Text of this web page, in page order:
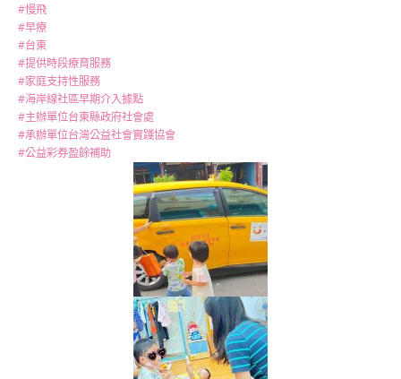
#慢飛
#早療
#台東
#提供時段療育服務
#家庭支持性服務
#海岸線社區早期介入據點
#主辦單位台東縣政府社會處
#承辦單位台灣公益社會實踐協會
#公益彩券盈餘補助